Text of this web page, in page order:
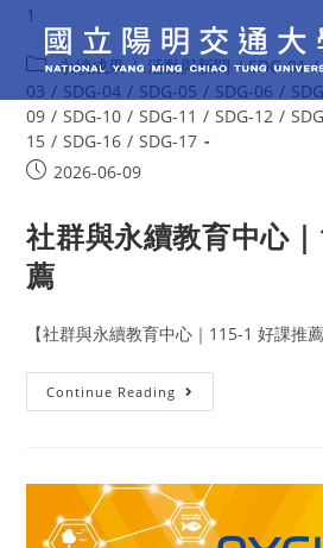
1
.永續成果 / .活動與新聞 / SDG-01 /
03 / SDG-04 / SDG-05 / SDG-06 /
09 / SDG-10 / SDG-11 / SDG-12 /
15 / SDG-16 / SDG-17
2026-06-09
社群與永續教育中心
薦
【社群與永續教育中心｜115-1 好課推
Continue Reading